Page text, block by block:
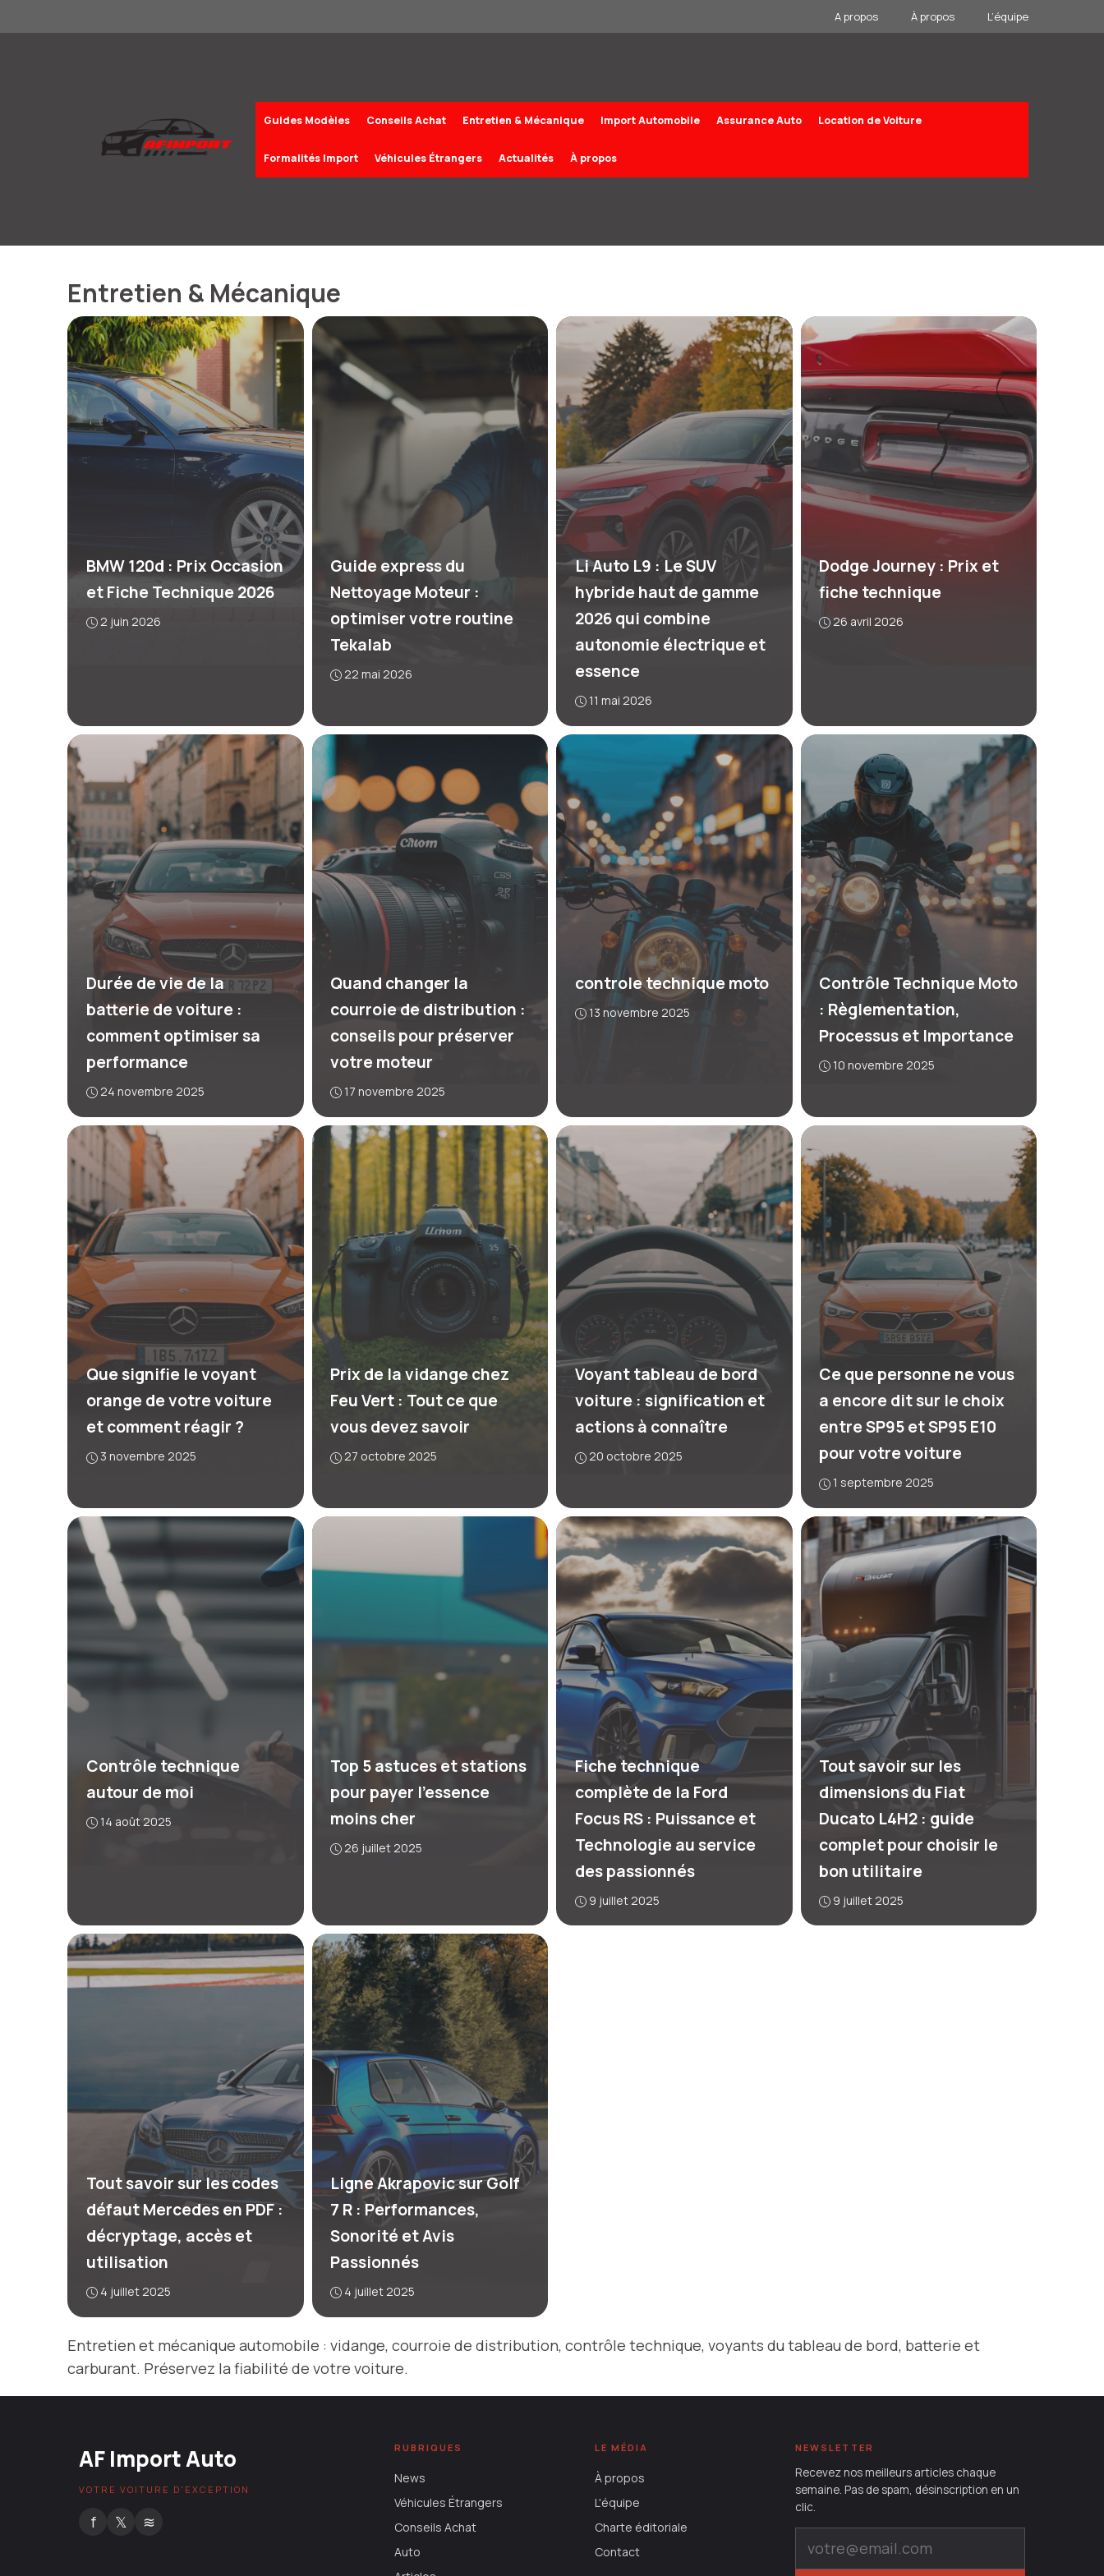
au
A propos À propos L’équipe
Guides Modèles Conseils Achat Entretien & Mécanique Import Automobile Assurance Auto Location de Voiture
Formalités Import Véhicules Étrangers Actualités À propos
Entretien & Mécanique
BMW 120d : Prix Occasion
et Fiche Technique 2026
2 juin 2026
Guide express du
Nettoyage Moteur :
optimiser votre routine
Tekalab
22 mai 2026
Li Auto L9 : Le SUV
hybride haut de gamme
2026 qui combine
autonomie électrique et
essence
11 mai 2026
Dodge Journey : Prix et
fiche technique
26 avril 2026
Durée de vie de la
batterie de voiture :
comment optimiser sa
performance
24 novembre 2025
Quand changer la
courroie de distribution :
conseils pour préserver
votre moteur
17 novembre 2025
controle technique moto
13 novembre 2025
Contrôle Technique Moto
: Règlementation,
Processus et Importance
10 novembre 2025
Que signifie le voyant
orange de votre voiture
et comment réagir ?
3 novembre 2025
Prix de la vidange chez
Feu Vert : Tout ce que
vous devez savoir
27 octobre 2025
Voyant tableau de bord
voiture : signification et
actions à connaître
20 octobre 2025
Ce que personne ne vous
a encore dit sur le choix
entre SP95 et SP95 E10
pour votre voiture
1 septembre 2025
Contrôle technique
autour de moi
14 août 2025
Top 5 astuces et stations
pour payer l’essence
moins cher
26 juillet 2025
Fiche technique
complète de la Ford
Focus RS : Puissance et
Technologie au service
des passionnés
9 juillet 2025
Tout savoir sur les
dimensions du Fiat
Ducato L4H2 : guide
complet pour choisir le
bon utilitaire
9 juillet 2025
Tout savoir sur les codes
défaut Mercedes en PDF :
décryptage, accès et
utilisation
4 juillet 2025
Ligne Akrapovic sur Golf
7 R : Performances,
Sonorité et Avis
Passionnés
4 juillet 2025
Entretien et mécanique automobile : vidange, courroie de distribution, contrôle technique, voyants du tableau de bord, batterie et
carburant. Préservez la fiabilité de votre voiture.
AF Import Auto
VOTRE VOITURE D'EXCEPTION
f 𝕏 ≋
RUBRIQUES
News
Véhicules Étrangers
Conseils Achat
Auto
LE MÉDIA
À propos
L'équipe
Charte éditoriale
Contact
NEWSLETTER
Recevez nos meilleurs articles chaque
semaine. Pas de spam, désinscription en un
clic.